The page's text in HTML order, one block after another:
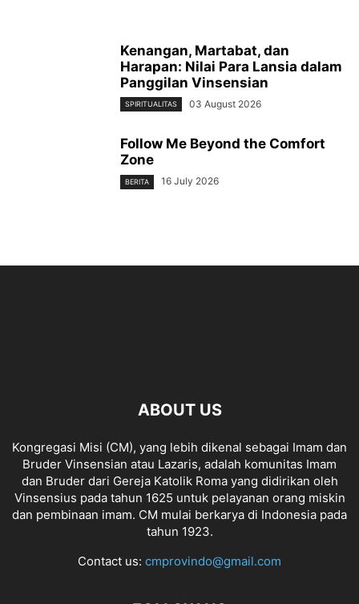
Kenangan, Martabat, dan
Harapan: Nilai Para Lansia dalam
Panggilan Vinsensian
SPIRITUALITAS 03 August 2026
Follow Me Beyond the Comfort
Zone
BERITA 16 July 2026
ABOUT US
Kongregasi Misi (CM), yang lebih dikenal sebagai Imam dan
Bruder Vinsensian atau Lazaris, adalah komunitas Imam
dan Bruder dari Gereja Katolik Roma yang didirikan oleh
Vinsensius pada tahun 1625 untuk pelayanan orang miskin
dan pembinaan imam. CM mulai berkarya di Indonesia pada
tahun 1923.
Contact us: cmprovindo@gmail.com